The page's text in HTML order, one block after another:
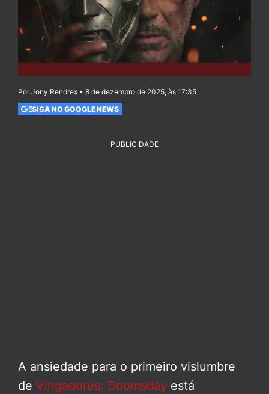
Por Jony Rendrex • 8 de dezembro de 2025, às 17:35
SIGA NO GOOGLE NEWS
PUBLICIDADE
A ansiedade para o primeiro vislumbre
de Vingadores: Doomsday está